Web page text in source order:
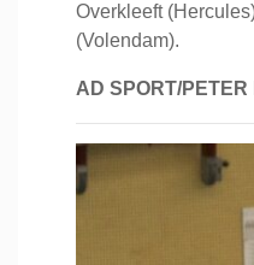
Overkleeft
(Volendam).
AD SPORT/PETER